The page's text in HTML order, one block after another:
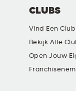
CLUBS
Vind Een Club
Bekijk Alle
Open Jouw